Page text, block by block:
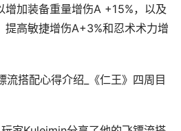
增加装备重量增伤A +15%，以及
提高敏捷增伤A+3%和忍术术力增
流搭配心得介绍_《仁王》四周目